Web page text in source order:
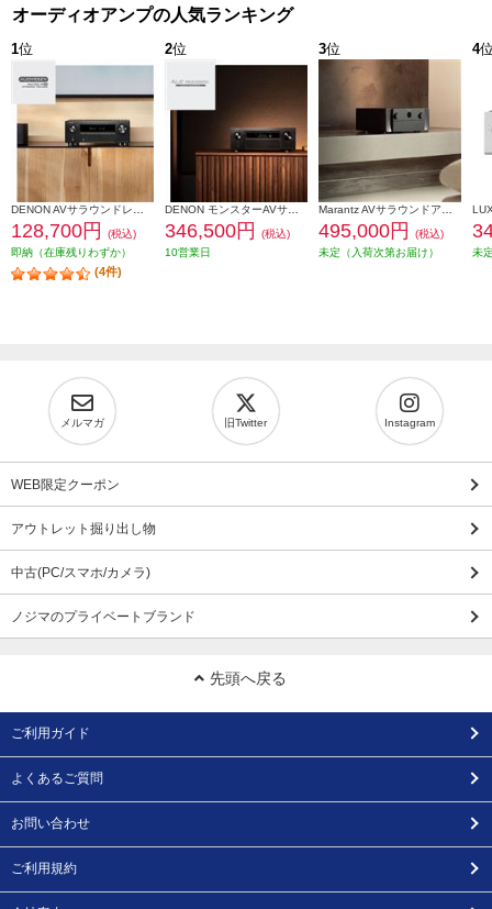
オーディオアンプの人気ランキング
1位
128,700円
(税込)
即納（在庫残りわずか）
(4件)
2位
346,500円
(税込)
10営業日
3位
495,000円
(税込)
未定（入荷次第お届け）
4
未
メルマガ 旧Twitter Instagram
WEB限定クーポン
アウトレット掘り出し物
中古(PC/スマホ/カメラ)
ノジマのプライベートブランド
先頭へ戻る
ご利用ガイド
よくあるご質問
お問い合わせ
ご利用規約